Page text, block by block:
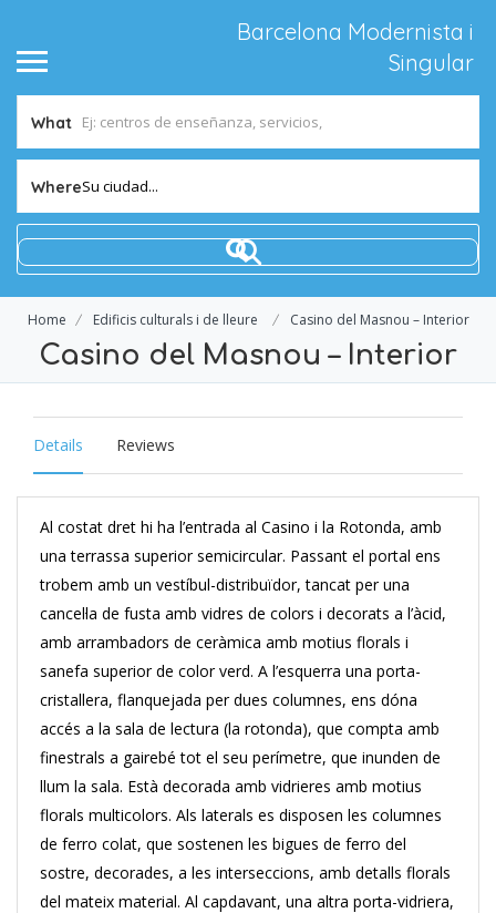
Barcelona Modernista i
Singular
What
WhereSu ciudad...
Home Edificis culturals i de lleure Casino del Masnou – Interior
Casino del Masnou – Interior
Details Reviews
Al costat dret hi ha l’entrada al Casino i la Rotonda, amb
una terrassa superior semicircular. Passant el portal ens
trobem amb un vestíbul-distribuïdor, tancat per una
cancel·la de fusta amb vidres de colors i decorats a l’àcid,
amb arrambadors de ceràmica amb motius florals i
sanefa superior de color verd. A l’esquerra una porta-
cristallera, flanquejada per dues columnes, ens dóna
accés a la sala de lectura (la rotonda), que compta amb
finestrals a gairebé tot el seu perímetre, que inunden de
llum la sala. Està decorada amb vidrieres amb motius
florals multicolors. Als laterals es disposen les columnes
de ferro colat, que sostenen les bigues de ferro del
sostre, decorades, a les interseccions, amb detalls florals
del mateix material. Al capdavant, una altra porta-vidriera,